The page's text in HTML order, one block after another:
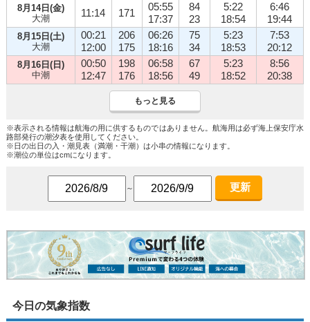
8月14日(金)
大潮
11:14 171
05:55
17:37
84
23
5:22
18:54
6:46
19:44
8月15日(土)
大潮
00:21
12:00
206
175
06:26
18:16
75
34
5:23
18:53
7:53
20:12
8月16日(日)
中潮
00:50
12:47
198
176
06:58
18:56
67
49
5:23
18:52
8:56
20:38
もっと見る
※表示される情報は航海の用に供するものではありません。航海用は必ず海上保安庁水
路部発行の潮汐表を使用してください。
※日の出日の入・潮見表（満潮・干潮）は小串の情報になります。
※潮位の単位はcmになります。
～ 更新
今日の気象指数